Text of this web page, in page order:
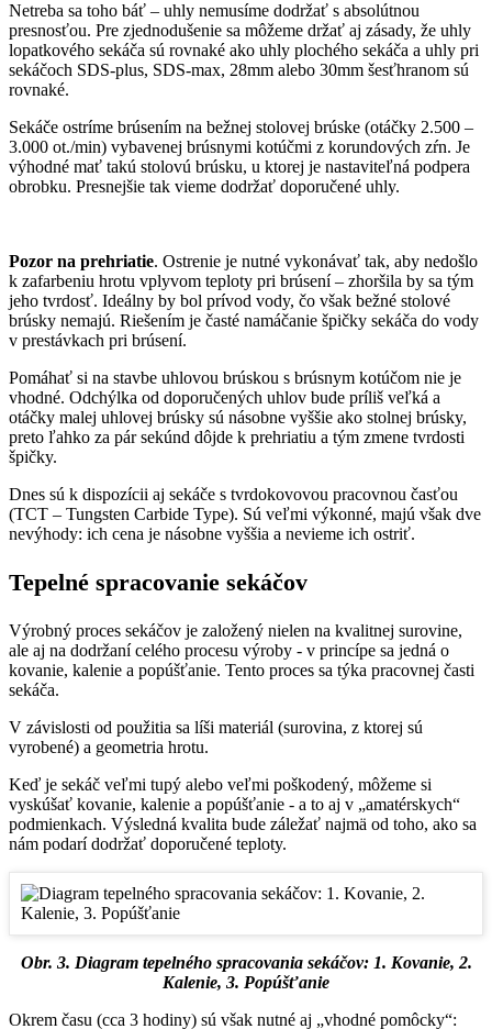
Netreba sa toho báť – uhly nemusíme dodržať s absolútnou
presnosťou. Pre zjednodušenie sa môžeme držať aj zásady, že uhly
lopatkového sekáča sú rovnaké ako uhly plochého sekáča a uhly pri
sekáčoch SDS-plus, SDS-max, 28mm alebo 30mm šesťhranom sú
rovnaké.
Sekáče ostríme brúsením na bežnej stolovej brúske (otáčky 2.500 –
3.000 ot./min) vybavenej brúsnymi kotúčmi z korundových zŕn. Je
výhodné mať takú stolovú brúsku, u ktorej je nastaviteľná podpera
obrobku. Presnejšie tak vieme dodržať doporučené uhly.
Pozor na prehriatie. Ostrenie je nutné vykonávať tak, aby nedošlo
k zafarbeniu hrotu vplyvom teploty pri brúsení – zhoršila by sa tým
jeho tvrdosť. Ideálny by bol prívod vody, čo však bežné stolové
brúsky nemajú. Riešením je časté namáčanie špičky sekáča do vody
v prestávkach pri brúsení.
Pomáhať si na stavbe uhlovou brúskou s brúsnym kotúčom nie je
vhodné. Odchýlka od doporučených uhlov bude príliš veľká a
otáčky malej uhlovej brúsky sú násobne vyššie ako stolnej brúsky,
preto ľahko za pár sekúnd dôjde k prehriatiu a tým zmene tvrdosti
špičky.
Dnes sú k dispozícii aj sekáče s tvrdokovovou pracovnou časťou
(TCT – Tungsten Carbide Type). Sú veľmi výkonné, majú však dve
nevýhody: ich cena je násobne vyššia a nevieme ich ostriť.
Tepelné spracovanie sekáčov
Výrobný proces sekáčov je založený nielen na kvalitnej surovine,
ale aj na dodržaní celého procesu výroby - v princípe sa jedná o
kovanie, kalenie a popúšťanie. Tento proces sa týka pracovnej časti
sekáča.
V závislosti od použitia sa líši materiál (surovina, z ktorej sú
vyrobené) a geometria hrotu.
Keď je sekáč veľmi tupý alebo veľmi poškodený, môžeme si
vyskúšať kovanie, kalenie a popúšťanie - a to aj v „amatérskych“
podmienkach. Výsledná kvalita bude záležať najmä od toho, ako sa
nám podarí dodržať doporučené teploty.
Obr. 3. Diagram tepelného spracovania sekáčov: 1. Kovanie, 2.
Kalenie, 3. Popúšťanie
Okrem času (cca 3 hodiny) sú však nutné aj „vhodné pomôcky“: